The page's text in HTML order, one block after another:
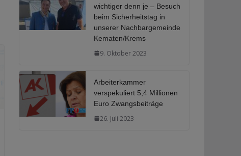
wichtiger denn je – Besuch
beim Sicherheitstag in
unserer Nachbargemeinde
Kematen/Krems
9. Oktober 2023
Arbeiterkammer
verspekuliert 5,4 Millionen
Euro Zwangsbeiträge
26. Juli 2023